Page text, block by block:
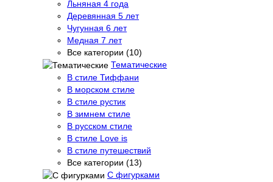
Льняная 4 года
Деревянная 5 лет
Чугунная 6 лет
Медная 7 лет
Все категории (10)
Тематические
В стиле Тиффани
В морском стиле
В стиле рустик
В зимнем стиле
В русском стиле
В стиле Love is
В стиле путешествий
Все категории (13)
С фигурками